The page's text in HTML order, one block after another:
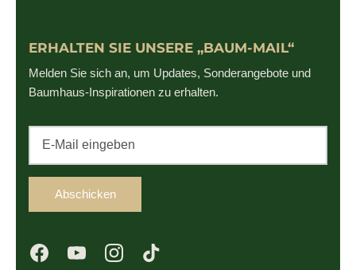
ERHALTEN SIE UNSERE „BAUM-MAIL“
Melden Sie sich an, um Updates, Sonderangebote und
Baumhaus-Inspirationen zu erhalten.
Abschicken